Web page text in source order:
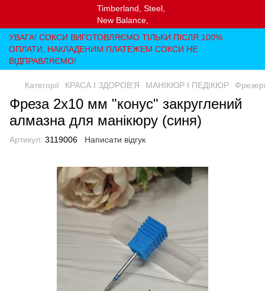
УВАГА! СОКСИ ВИГОТОВЛЯЄМО ТІЛЬКИ ПІСЛЯ 100%
ОПЛАТИ, НАКЛАДЕНИМ ПЛАТЕЖЕМ СОКСИ НЕ
ВІДПРАВЛЯЄМО!
Категорії КРАСА І ЗДОРОВ'Я МАНІКЮР І ПЕДІКЮР
Фреза 2х10 мм "конус" закруглений
алмазна для манікюру (синя)
Артикул: 3119006 Написати відгук